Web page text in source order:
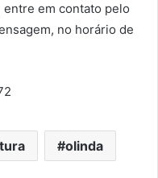
entre em contato pelo
no horário de
olinda